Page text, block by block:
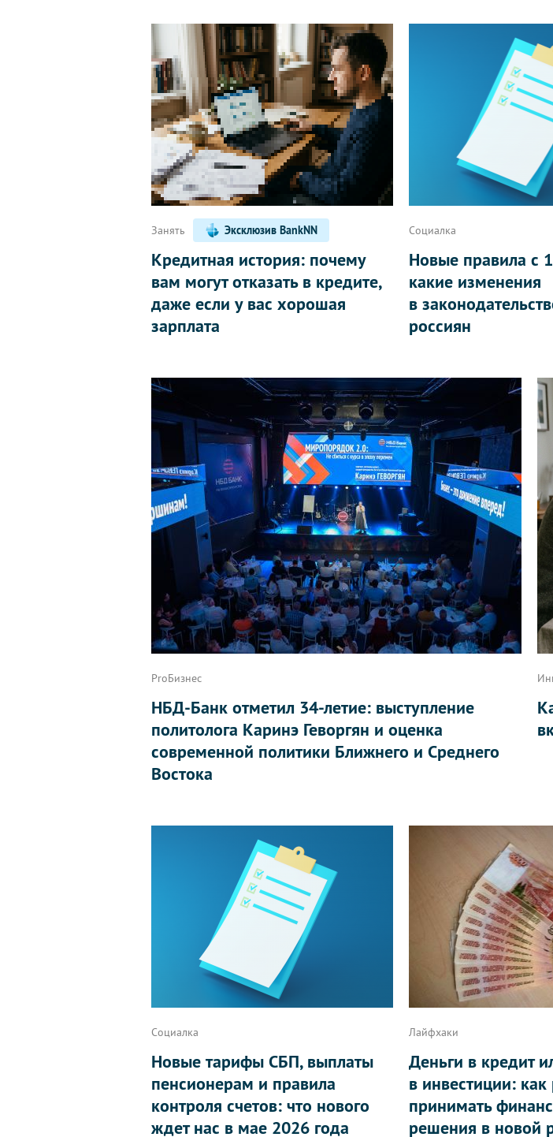
Занять Эксклюзив BankNN
Кредитная история: почему
вам могут отказать в кредите,
даже если у вас хорошая
зарплата
Социалка
Новые правила с
какие изменения
в
россиян
ProБизнес
НБД-Банк отметил 34-летие: выступление
политолога Каринэ Геворгян и оценка
современной политики Ближнего и Среднего
Востока
Социалка
Новые тарифы СБП, выплаты
пенсионерам и правила
контроля счетов: что нового
ждет нас в мае 2026 года
Лайфхаки
Деньги в кредит
в инвестиции:
принимать
решения в новой